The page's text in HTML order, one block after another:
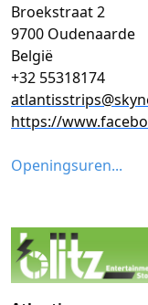
Broekstraat 2
9700 Oudenaarde
België
+32 55318174
https://
Openingsuren...